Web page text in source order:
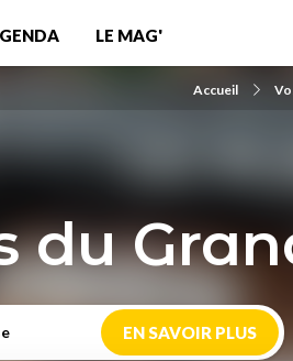
LE MAG'
Accueil
du
EN SAVOIR PLUS